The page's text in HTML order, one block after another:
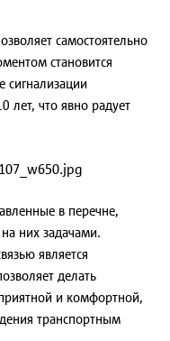
самостоятельно
становится
лет, что явно радует
в перечне,
них задачами.
является
делать
и комфортной,
транспортным